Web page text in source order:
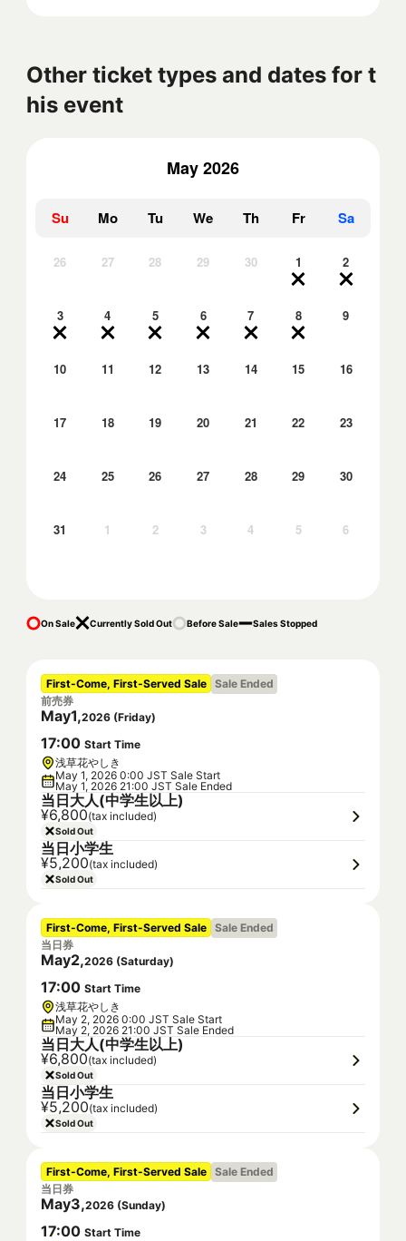
Other ticket types and dates for t
his event
May 2026
Su Mo Tu We Th Fr Sa
26 27 28 29 30 1 2
3 4 5 6 7 8 9
10 11 12 13 14 15 16
17 18 19 20 21 22 23
24 25 26 27 28 29 30
31 1 2 3 4 5 6
On Sale Currently Sold Out Before Sale Sales Stopped
First-Come, First-Served Sale Sale Ended
前売券
May1,2026 (Friday)
17:00 Start Time
浅草花やしき
May 1, 2026 0:00 JST Sale Start
May 1, 2026 21:00 JST Sale Ended
当日大人(中学生以上)
¥6,800(tax included)
Sold Out
当日小学生
¥5,200(tax included)
Sold Out
First-Come, First-Served Sale Sale Ended
当日券
May2,2026 (Saturday)
17:00 Start Time
浅草花やしき
May 2, 2026 0:00 JST Sale Start
May 2, 2026 21:00 JST Sale Ended
当日大人(中学生以上)
¥6,800(tax included)
Sold Out
当日小学生
¥5,200(tax included)
Sold Out
First-Come, First-Served Sale Sale Ended
当日券
May3,2026 (Sunday)
17:00 Start Time